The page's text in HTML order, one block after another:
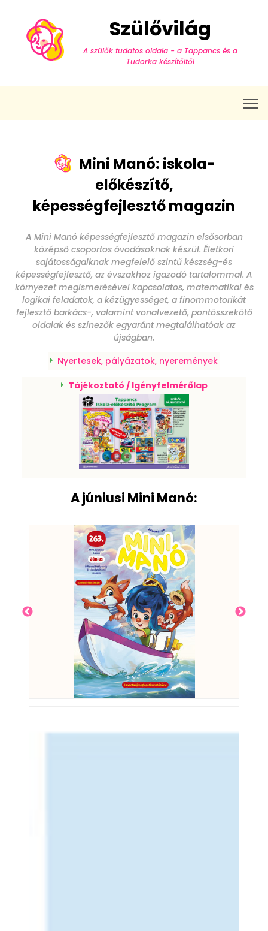
Szülővilág
A szülők tudatos oldala - a Tappancs és a
Tudorka készítőitől
Mini Manó: iskola-
előkészítő,
képességfejlesztő magazin
A Mini Manó képességfejlesztő magazin elsősorban
középső csoportos óvodásoknak készül. Életkori
sajátosságaiknak megfelelő szintű készség-és
képességfejlesztő, az évszakhoz igazodó tartalommal. A
környezet megismerésével kapcsolatos, matematikai és
logikai feladatok, a kézügyességet, a finommotorikát
fejlesztő barkács-, valamint vonalvezető, pontösszekötő
oldalak és színezők egyaránt megtalálhatóak az
újságban.
Nyertesek, pályázatok, nyeremények
Tájékoztató / Igényfelmérőlap
A júniusi Mini Manó: